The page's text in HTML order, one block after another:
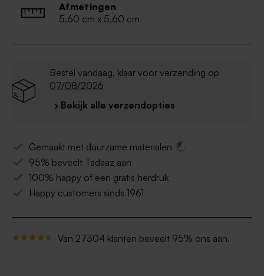
Afmetingen
5,60 cm x 5,60 cm
Bestel vandaag, klaar voor verzending op
07/08/2026
› Bekijk alle verzendopties
Gemaakt met duurzame materialen
95% beveelt Tadaaz aan
100% happy of een gratis herdruk
Happy customers sinds 1961
Van 27304 klanten beveelt 95% ons aan.